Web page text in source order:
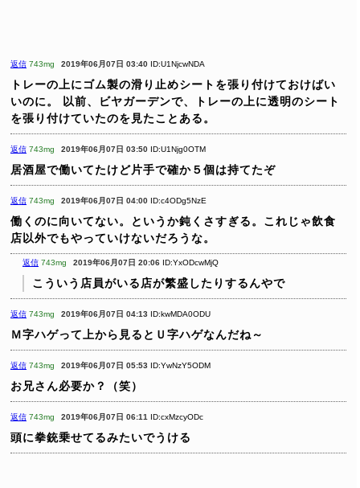
返信 743mg 2019年06月07日 03:40 ID:U1NjcwNDA
トレーの上にゴム製の滑り止めシートを張り付けておけばい
いのに。
以前、ビヤガーデンで、トレーの上に透明のシート
を張り付けていたのを見たことある。
返信 743mg 2019年06月07日 03:50 ID:U1Njg0OTM
居酒屋で働いてたけど片手で確か５個は持てたぞ
返信 743mg 2019年06月07日 04:00 ID:c4ODg5NzE
働くのに向いてない。というか鈍くさすぎる。これじゃ飲食
店以外でもやっていけないだろうな。
返信 743mg 2019年06月07日 20:06 ID:YxODcwMjQ
こういう店員がいる店が繁盛したりするんやで
返信 743mg 2019年06月07日 04:13 ID:kwMDA0ODU
Ｍ字ハゲって上から見るとＵ字ハゲなんだね～
返信 743mg 2019年06月07日 05:53 ID:YwNzY5ODM
お兄さん必要か？（笑）
返信 743mg 2019年06月07日 06:11 ID:cxMzcyODc
頭に拳銃乗せてるみたいでうける